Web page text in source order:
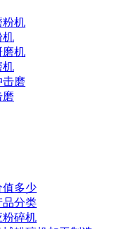
机
机
磨
值多少
品分类
粉碎机